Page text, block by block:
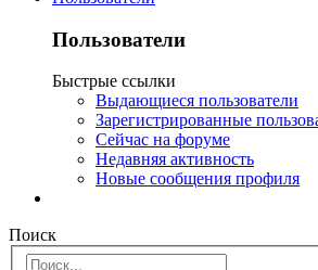
Пользователи
Быстрые ссылки
Выдающиеся пользователи
Зарегистрированные
Сейчас на форуме
Недавняя активность
Новые сообщения профиля
Поиск